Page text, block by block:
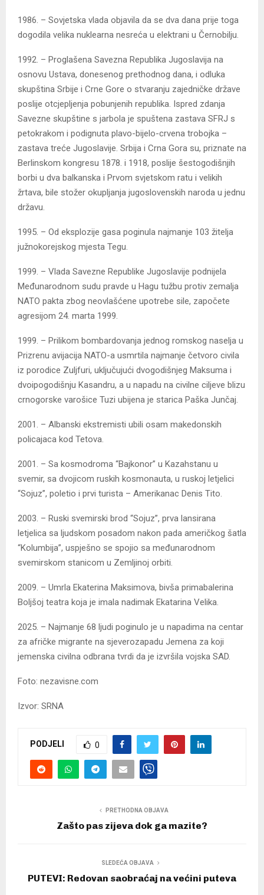
1986. – Sovjetska vlada objavila da se dva dana prije toga
dogodila velika nuklearna nesreća u elektrani u Černobilju.
1992. – Proglašena Savezna Republika Jugoslavija na
osnovu Ustava, donesenog prethodnog dana, i odluka
skupština Srbije i Crne Gore o stvaranju zajedničke države
poslije otcjepljenja pobunjenih republika. Ispred zdanja
Savezne skupštine s jarbola je spuštena zastava SFRJ s
petokrakom i podignuta plavo-bijelo-crvena trobojka –
zastava treće Jugoslavije. Srbija i Crna Gora su, priznate na
Berlinskom kongresu 1878. i 1918, poslije šestogodišnjih
borbi u dva balkanska i Prvom svjetskom ratu i velikih
žrtava, bile stožer okupljanja jugoslovenskih naroda u jednu
državu.
1995. – Od eksplozije gasa poginula najmanje 103 žitelja
južnokorejskog mjesta Tegu.
1999. – Vlada Savezne Republike Jugoslavije podnijela
Međunarodnom sudu pravde u Hagu tužbu protiv zemalja
NATO pakta zbog neovlašćene upotrebe sile, započete
agresijom 24. marta 1999.
1999. – Prilikom bombardovanja jednog romskog naselja u
Prizrenu avijacija NATO-a usmrtila najmanje četvoro civila
iz porodice Zuljfuri, uključujući dvogodišnjeg Maksuma i
dvoipogodišnju Kasandru, a u napadu na civilne ciljeve blizu
crnogorske varošice Tuzi ubijena je starica Paška Junčaj.
2001. – Albanski ekstremisti ubili osam makedonskih
policajaca kod Tetova.
2001. – Sa kosmodroma “Bajkonor” u Kazahstanu u
svemir, sa dvojicom ruskih kosmonauta, u ruskoj letjelici
“Sojuz”, poletio i prvi turista – Amerikanac Denis Tito.
2003. – Ruski svemirski brod “Sojuz”, prva lansirana
letjelica sa ljudskom posadom nakon pada američkog šatla
“Kolumbija”, uspješno se spojio sa međunarodnom
svemirskom stanicom u Zemljinoj orbiti.
2009. – Umrla Ekaterina Maksimova, bivša primabalerina
Boljšoj teatra koja je imala nadimak Ekatarina Velika.
2025. – Najmanje 68 ljudi poginulo je u napadima na centar
za afričke migrante na sjeverozapadu Jemena za koji
jemenska civilna odbrana tvrdi da je izvršila vojska SAD.
Foto: nezavisne.com
Izvor: SRNA
PODJELI 0
PRETHODNA OBJAVA
Zašto pas zijeva dok ga mazite?
SLEDEĆA OBJAVA
PUTEVI: Redovan saobraćaj na većini puteva